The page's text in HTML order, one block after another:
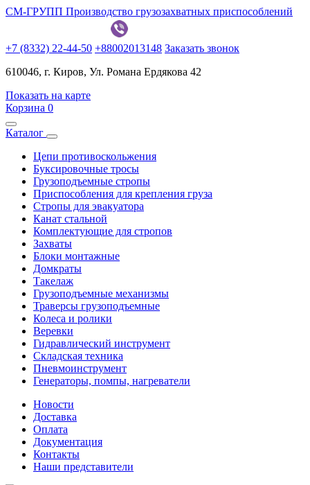
СМ-ГРУПП Производство грузозахватных приспособлений
+7 (8332) 22-44-50 +88002013148 Заказать звонок
610046, г. Киров, Ул. Романа Ердякова 42
Показать на карте
Корзина 0
Каталог
Цепи противоскольжения
Буксировочные тросы
Грузоподъемные стропы
Приспособления для крепления груза
Стропы для эвакуатора
Канат стальной
Комплектующие для стропов
Захваты
Блоки монтажные
Домкраты
Такелаж
Грузоподъемные механизмы
Траверсы грузоподъемные
Колеса и ролики
Веревки
Гидравлический инструмент
Складская техника
Пневмоинструмент
Генераторы, помпы, нагреватели
Новости
Доставка
Оплата
Документация
Контакты
Наши представители